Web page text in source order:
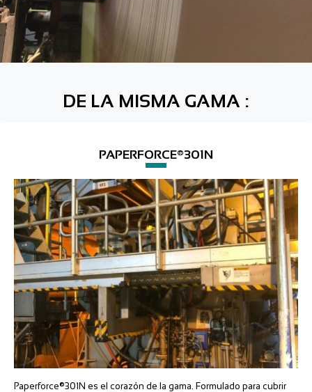
DE LA MISMA GAMA :
PAPERFORCE®301N
Paperforce®301N es el corazón de la gama. Formulado para cubrir